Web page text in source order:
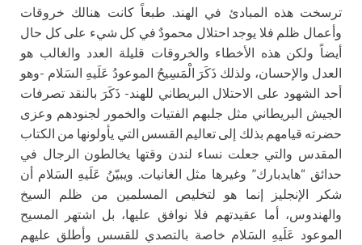
ترسخت هذه المبادئ في الهند. طبعاً كانت هنالك خروقات
وأعمال ظلم فلا يوجد احتلال محمودٌ في كل شيء على كل حال
أيضاً ولكن هذه الأخطاء والخروقات قليلة العدد والغالب هو
العدل والإحسان، ولذلك ذَكَرَ الْمَسِيحُ الموعودُ عَلَيهِ السَلام -وهو
أحد الشهود على الاحتلال البريطاني للهند- ذَكَرَ بالنقد تصرفات
الجيش البريطاني مثل جلبهم الفتيات والخمور لجنودهم وعزى
حضرته قيامهم بذلك إلى تعاليم القسس التي يأولونها من الكتاب
المقدس والتي جعلت نساء لندن وقتها يخالطون الرجال في
حدائق “هايدبارك” وغيرها مثل الغانيات. ويبيّنُ عَلَيهِ السَلام أن
شكر الإنجليز إنما هو لتخليص المسلمين من ظلم السيخ
والهندوس، أما عقيدتهم فلا نوافق عليها، بل اشتهر المسيح
الموعود عَلَيهِ السَلام خاصة بالتصدي للقسس وأطلق عليهم